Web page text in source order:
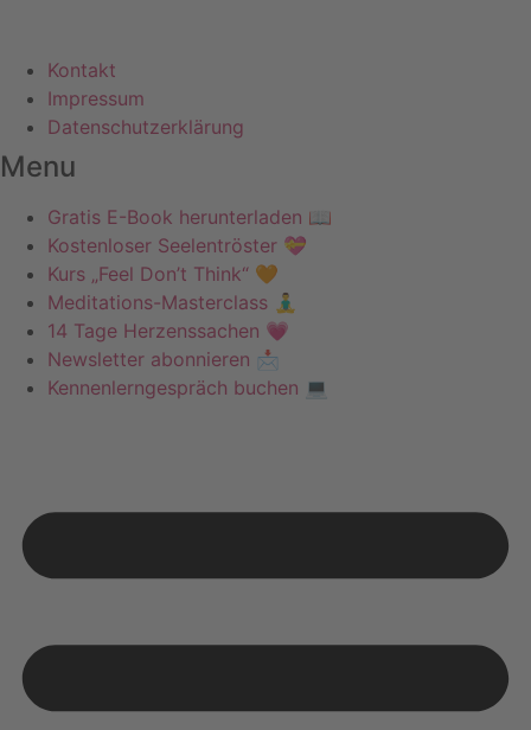
Kontakt
Impressum
Datenschutzerklärung
Menu
Gratis E-Book herunterladen 📖
Kostenloser Seelentröster 💝
Kurs „Feel Don’t Think“ 🧡
Meditations-Masterclass 🧘‍♂️
14 Tage Herzenssachen 💗
Newsletter abonnieren 📩
Kennenlerngespräch buchen 💻